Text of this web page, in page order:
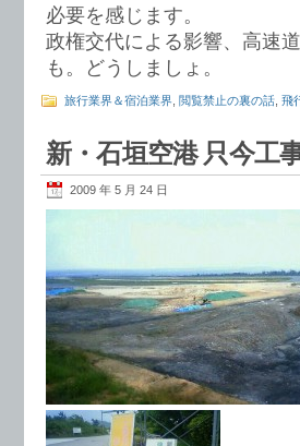
必要を感じます。
政権交代による影響、高速
も。どうしましょ。
旅行業界＆宿泊業界 閲覧禁止の裏の話 飛
新・石垣空港 只今工
2009 年 5 月 24 日